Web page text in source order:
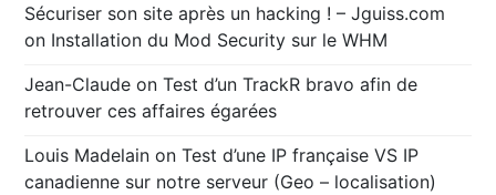
Sécuriser son site après un hacking ! – Jguiss.com
on Installation du Mod Security sur le WHM
Jean-Claude onTest d’un TrackR bravo afin de
retrouver ces affaires égarées
Louis Madelain onTest d’une IP française VS IP
canadienne sur notre serveur (Geo – localisation)